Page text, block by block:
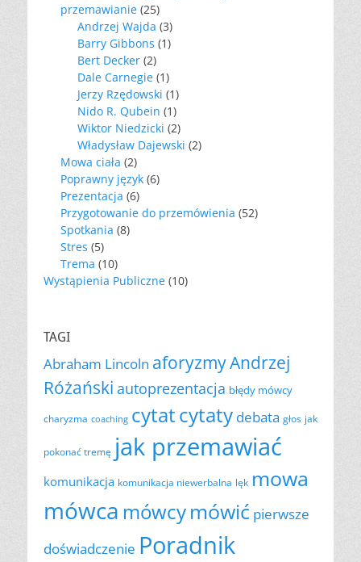
przemawianie (25)
Andrzej Wajda (3)
Barry Gibbons (1)
Bert Decker (2)
Dale Carnegie (1)
Jerzy Rzędowski (1)
Nido R. Qubein (1)
Wiktor Niedzicki (2)
Władysław Dajewski (2)
Mowa ciała (2)
Poprawny język (6)
Prezentacja (6)
Przygotowanie do przemówienia (52)
Spotkania (8)
Stres (5)
Trema (10)
Wystąpienia Publiczne (10)
TAGI
Abraham Lincoln aforyzmyAndrzej
Różański autoprezentacja błędy mówcy
charyzma coaching cytatcytaty debata głos jak
pokonać tremę jak przemawiać
komunikacja komunikacja niewerbalna lęk mowa
mówca mówcymówić pierwsze
doświadczenie Poradnik